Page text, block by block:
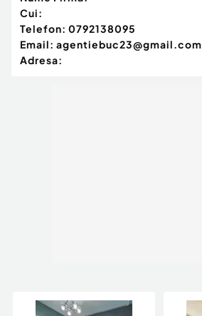
Cui:
Telefon: 0792138095
Email: agentiebuc23@gmail.com
Adresa: